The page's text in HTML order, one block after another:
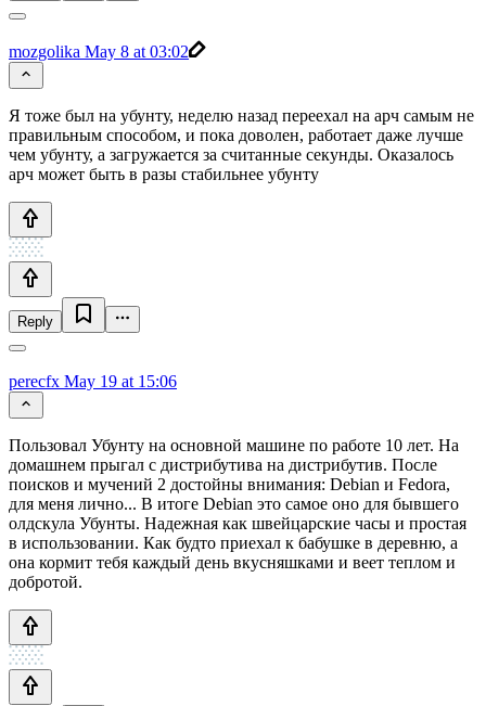
mozgolika May 8 at 03:02
Я тоже был на убунту, неделю назад переехал на арч самым не
правильным способом, и пока доволен, работает даже лучше
чем убунту, а загружается за считанные секунды. Оказалось
арч может быть в разы стабильнее убунту
Reply
perecfx May 19 at 15:06
Пользовал Убунту на основной машине по работе 10 лет. На
домашнем прыгал с дистрибутива на дистрибутив. После
поисков и мучений 2 достойны внимания: Debian и Fedora,
для меня лично... В итоге Debian это самое оно для бывшего
олдскула Убунты. Надежная как швейцарские часы и простая
в использовании. Как будто приехал к бабушке в деревню, а
она кормит тебя каждый день вкусняшками и веет теплом и
добротой.